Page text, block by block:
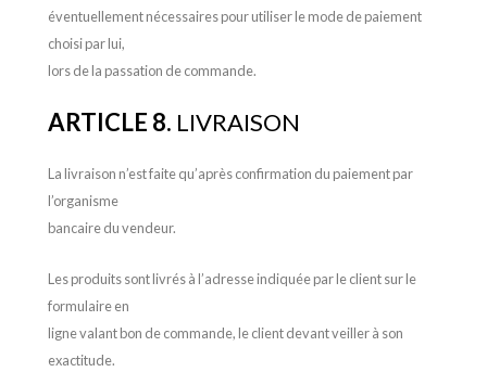
éventuellement nécessaires pour utiliser le mode de paiement
choisi par lui,
lors de la passation de commande.
ARTICLE 8. LIVRAISON
La livraison n’est faite qu’après confirmation du paiement par
l’organisme
bancaire du vendeur.
Les produits sont livrés à l’adresse indiquée par le client sur le
formulaire en
ligne valant bon de commande, le client devant veiller à son
exactitude.